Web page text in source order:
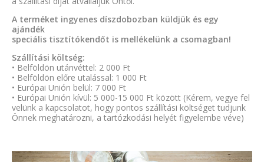
A terméket ingyenes díszdobozban küldjük és egy
ajándék
speciális tisztítókendőt is mellékelünk a csomagban!
Szállítási költség:
• Belföldön utánvéttel: 2 000 Ft
• Belföldön előre utalással: 1 000 Ft
• Európai Unión belül: 7 000 Ft
• Európai Unión kívül: 5 000-15 000 Ft között (Kérem, vegye fel
velünk a kapcsolatot, hogy pontos szállítási költséget tudjunk
Önnek meghatározni, a tartózkodási helyét figyelembe véve)